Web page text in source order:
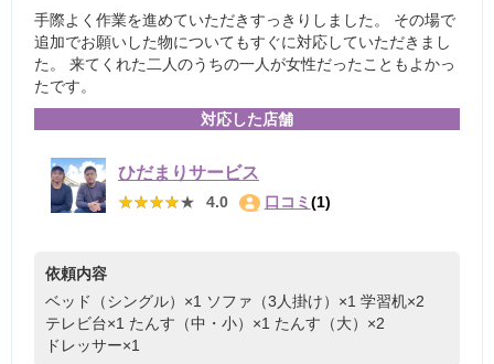
手際よく作業を進めていただきすっきりしました。 その場で
追加でお願いした物についてもすぐに対応していただきまし
た。 来てくれた二人のうちの一人が女性だったこともよかっ
たです。
対応した店舗
ひだまりサービス
★★★★★
★★★★★ 4.0 口コミ (1)
依頼内容
ベッド（シングル）×1 ソファ（3人掛け）×1 学習机×2
テレビ台×1 たんす（中・小）×1 たんす（大）×2
ドレッサー×1